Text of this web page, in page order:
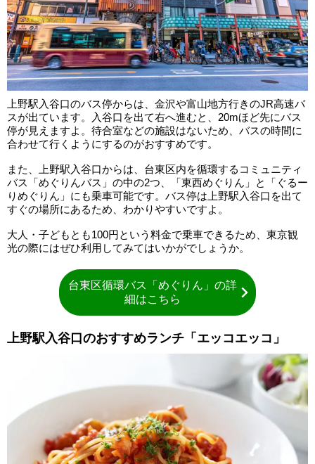
上野駅入谷口のバス停からは、金沢や富山地方行きのJR高速バ
スが出ています。入谷口を出て右へ進むと、20mほど先にバス
停が見えますよ。待合室などの施設はないため、バスの時間に
合わせて行くようにするのがおすすめです。
また、上野駅入谷口からは、台東区内を循環するコミュニティ
バス「めぐりんバス」の中の2つ、「東西めぐりん」と「ぐるー
りめぐりん」にも乗車可能です。バス停は上野駅入谷口を出て
すぐの場所にあるため、わかりやすいですよ。
大人・子どもとも100円という料金で乗車できるため、東京観
光の際にはぜひ利用してみてはいかがでしょうか。
台東区循環バス「めぐりん」の詳
細はこちら
上野駅入谷口のおすすめランチ「エッコエッコ」